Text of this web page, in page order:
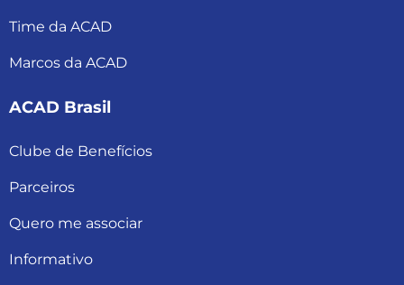
Time da ACAD
Marcos da ACAD
ACAD Brasil
Clube de Benefícios
Parceiros
Quero me associar
Informativo